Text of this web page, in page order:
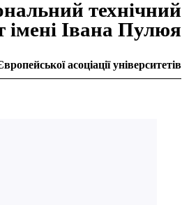
технiчний
iменi Iвана Пулюя
асоціації університетів